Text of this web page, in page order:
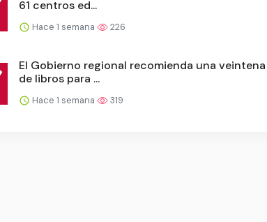
61 centros ed...
Hace 1 semana 226
El Gobierno regional recomienda una veintena
de libros para ...
Hace 1 semana 319